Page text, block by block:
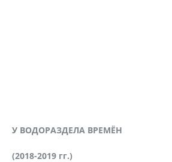
У ВОДОРАЗДЕЛА ВРЕМЁН
(2018-2019 гг.)